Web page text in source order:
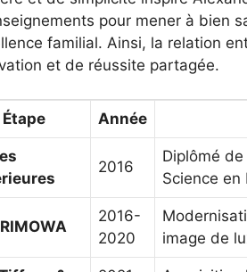
pour mener à bien
familial. Ainsi, la relation
et de réussite partagée.
Étape Année
2016
Diplômé
Science en
2016-
2020
image de